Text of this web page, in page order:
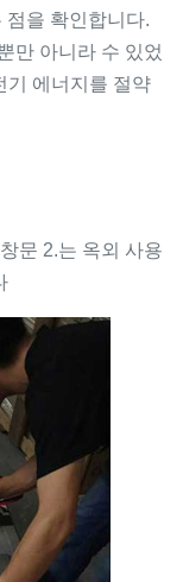
점을 확인합니다.
만 아니라 수 있었
기 에너지를 절약
문 2.는 옥외 사용